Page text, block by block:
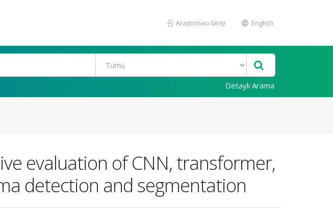
Araştırmacı Girişi English
Detaylı Arama
evaluation of CNN, transformer,
detection and segmentation